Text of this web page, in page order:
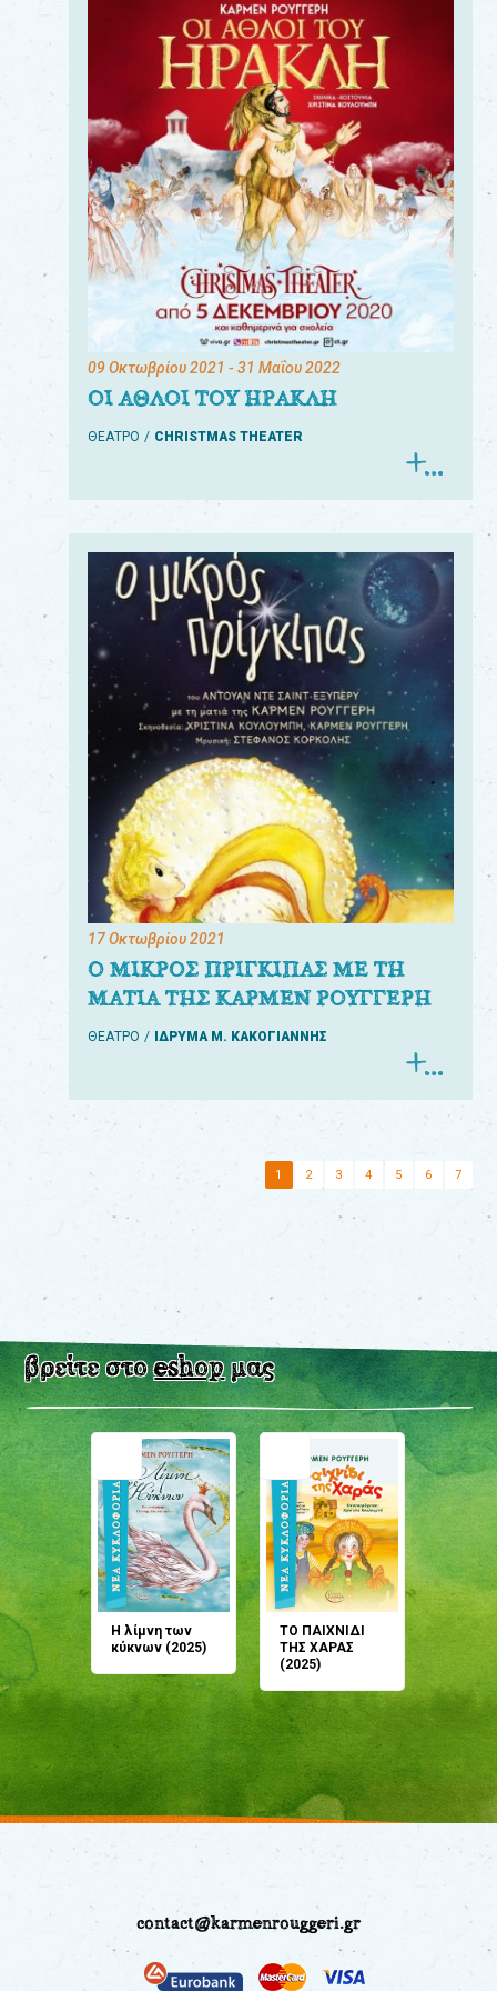
09 Οκτωβρίου 2021 - 31 Μαΐου 2022
ΟΙ ΑΘΛΟΙ ΤΟΥ ΗΡΑΚΛΗ
ΘΕΑΤΡΟ CHRISTMAS THEATER
17 Οκτωβρίου 2021
Ο ΜΙΚΡΟΣ ΠΡΙΓΚΙΠΑΣ ΜΕ ΤΗ
ΜΑΤΙΑ ΤΗΣ ΚΑΡΜΕΝ ΡΟΥΓΓΕΡΗ
ΘΕΑΤΡΟ ΙΔΡΥΜΑ Μ. ΚΑΚΟΓΙΑΝΝΗΣ
1 2 3 4 5 6 7
βρείτε στοeshopμας
Η λίμνη των
κύκνων (2025)
ΤΟ ΠΑΙΧΝΙΔΙ
ΤΗΣ ΧΑΡΑΣ
(2025)
μου;
(2024)
contact@karmenrouggeri.gr